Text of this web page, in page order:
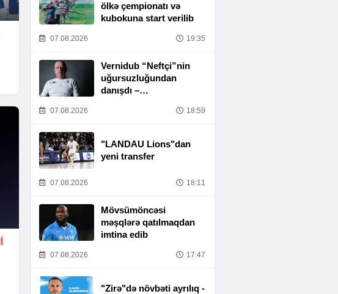
ölkə çempionatı və
kubokuna start verilib
07.08.2026 19:35
Vernidub “Neftçi”nin
uğursuzluğundan
danışdı –
TAMAMILƏ MƏNIM
07.08.2026 18:59
"LANDAU Lions"dan
yeni transfer
07.08.2026 18:11
Mövsümöncəsi
məşqlərə qatılmaqdan
imtina edib
07.08.2026 17:47
"Zirə"də növbəti ayrılıq -